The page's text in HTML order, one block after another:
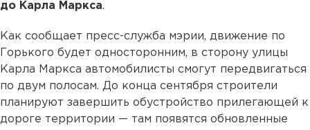
до Карла Маркса.
Как сообщает пресс-служба мэрии, движение по
Горького будет односторонним, в сторону улицы
Карла Маркса автомобилисты смогут передвигаться
по двум полосам. До конца сентября строители
планируют завершить обустройство прилегающей к
дороге территории — там появятся обновленные